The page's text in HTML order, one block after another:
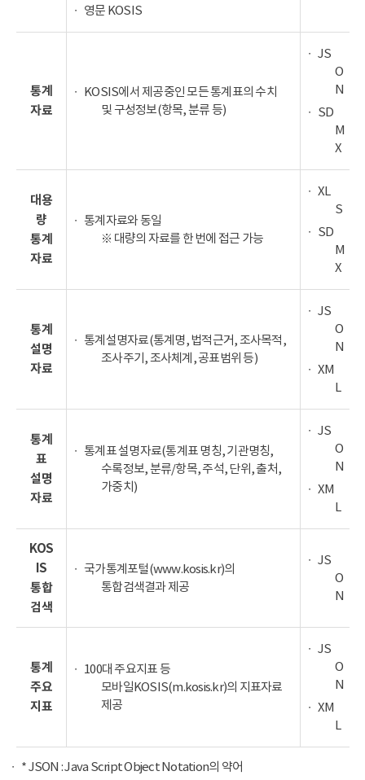
영문 KOSIS
통계
자료
KOSIS에서 제공중인 모든 통계표의 수치
및 구성정보(항목, 분류 등)
JS
O
N
SD
M
X
대용
량
통계
자료
통계자료와 동일
※ 대량의 자료를 한 번에 접근 가능
XL
S
SD
M
X
통계
설명
자료
통계설명자료(통계명, 법적근거, 조사목적,
조사주기, 조사체계, 공표범위 등)
JS
O
N
XM
L
통계
표
설명
자료
통계표 설명자료(통계표 명칭, 기관명칭,
수록정보, 분류/항목, 주석, 단위, 출처,
가중치)
JS
O
N
XM
L
KOS
IS
통합
검색
국가통계포털(www.kosis.kr)의
통합검색결과 제공
JS
O
N
통계
주요
지표
100대 주요지표 등
모바일KOSIS(m.kosis.kr)의 지표자료
제공
JS
O
N
XM
L
* JSON : Java Script Object Notation의 약어